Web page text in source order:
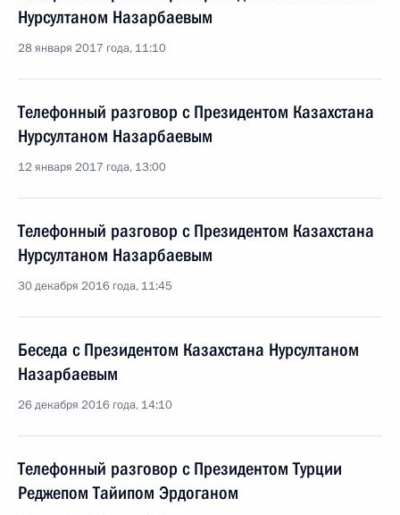
Нурсултаном Назарбаевым
28 января 2017 года, 11:10
Телефонный разговор с Президентом Казахстана
Нурсултаном Назарбаевым
12 января 2017 года, 13:00
Телефонный разговор с Президентом Казахстана
Нурсултаном Назарбаевым
30 декабря 2016 года, 11:45
Беседа с Президентом Казахстана Нурсултаном
Назарбаевым
26 декабря 2016 года, 14:10
Телефонный разговор с Президентом Турции
Реджепом Тайипом Эрдоганом